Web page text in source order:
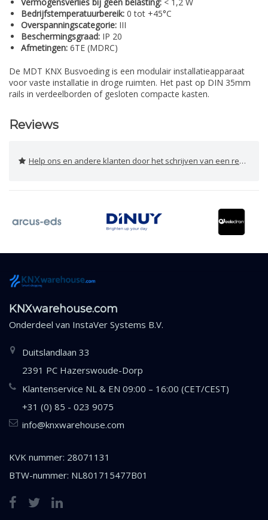
Bedrijfstemperatuurbereik: 0 tot +45°C
Overspanningscategorie: III
Beschermingsgraad: IP 20
Afmetingen: 6TE (MDRC)
De MDT KNX Busvoeding is een modulair installatieapparaat
voor vaste installatie in droge ruimten. Het past op DIN 35mm
rails in verdeelborden of gesloten compacte kasten.
Reviews
Help ons en andere klanten door het schrijven van een review
KNXwarehouse.com
Onderdeel van InstaVer Systems B.V.
Duitslandlaan 33
2391 PC Hazerswoude-Dorp
Klantenservice NL & EN 09:00 – 16:00 (CET/CEST)
+31 (0) 85 - 023 9075
info@knxwarehouse.com
KVK nummer: 28071131
BTW-nummer: NL801715477B01